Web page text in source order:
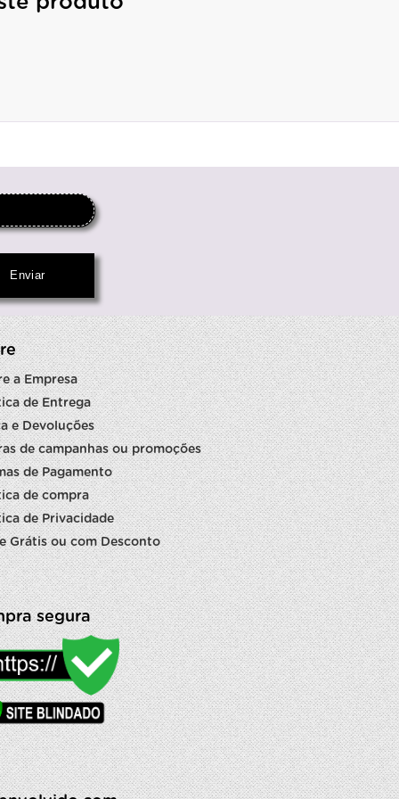
a Empresa
de Entrega
e Devoluções
de campanhas ou promoções
de Pagamento
de compra
de Privacidade
Grátis ou com Desconto
segura